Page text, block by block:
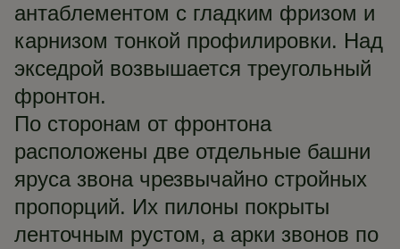
антаблементом с гладким фризом и
карнизом тонкой профилировки. Над
экседрой возвышается треугольный
фронтон.
По сторонам от фронтона
расположены две отдельные башни
яруса звона чрезвычайно стройных
пропорций. Их пилоны покрыты
ленточным рустом, а арки звонов по